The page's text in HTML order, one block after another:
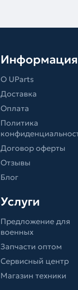
Информация
О UParts
Доставка
Оплата
Политика
Договор оферты
Отзывы
Блог
Услуги
Предложение для
военных
Запчасти оптом
Сервисный центр
Магазин техники